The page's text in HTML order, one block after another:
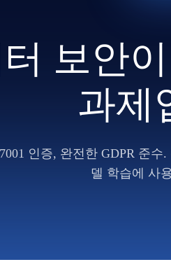
보안
과제
인증, 완전한 GDPR 준
델 학습에 사